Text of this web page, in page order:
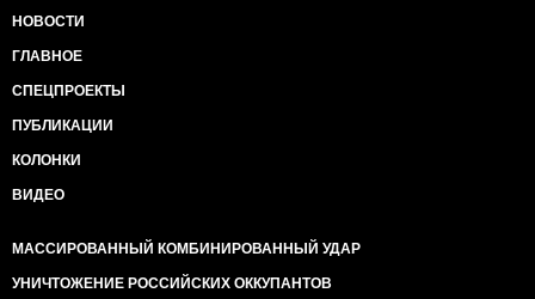
расследует.
свидетельство независимых свидетелей? На
об этом заявили. Где прокуратура? Почему такое
выборочное "правосудие"? Это самые
происходит не следствие, а фарс.
Савчук в своем посте-расследовании обратился с
посмотреть на ситуацию объективно и обратить
внимание на личности владельцев турбазы "Хата
Магната" - отца и сына Бадзюков, у которых, по его
НОВОСТИ
ГЛАВНОЕ
СПЕЦПРОЕКТЫ
ПУБЛИКАЦИИ
КОЛОНКИ
ВИДЕО
МАССИРОВАННЫЙ КОМБИНИРОВАННЫЙ УДАР
УНИЧТОЖЕНИЕ РОССИЙСКИХ ОККУПАНТОВ